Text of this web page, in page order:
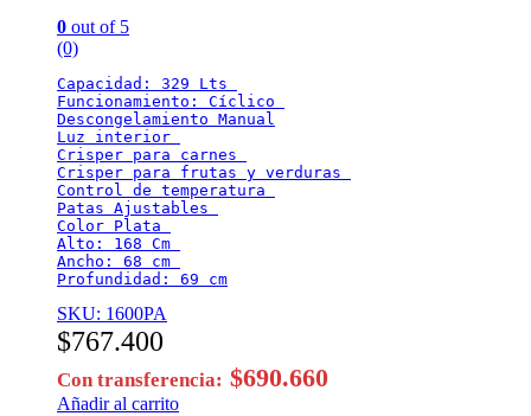
0 out of 5
(0)
Capacidad: 329 Lts
Funcionamiento: Cíclico
Descongelamiento Manual
Luz interior
Crisper para carnes
Crisper para frutas y verduras
Control de temperatura
Patas Ajustables
Color Plata
Alto: 168 Cm
Ancho: 68 cm
Profundidad: 69 cm
SKU: 1600PA
$767.400
Con transferencia: $690.660
Añadir al carrito